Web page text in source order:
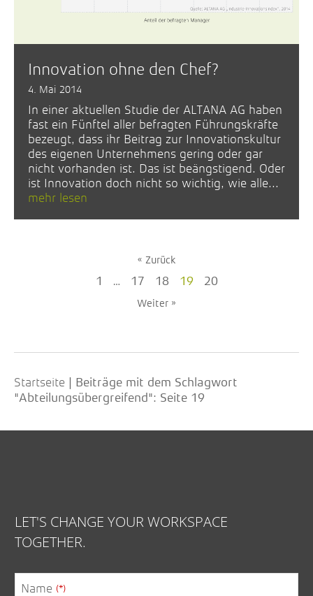
Innovation ohne den Chef?
4. Mai 2014
In einer aktuellen Studie der ALTANA AG haben
fast ein Fünftel aller befragten Führungskräfte
bezeugt, dass ihr Beitrag zur Innovationskultur
des eigenen Unternehmens gering oder gar
nicht vorhanden ist. Das ist beängstigend. Oder
ist Innovation doch nicht so wichtig, wie alle...
mehr lesen
« Zurück
1 … 17 18 19 20
Weiter »
Startseite
Beiträge mit dem Schlagwort
"Abteilungsübergreifend": Seite 19
LET'S CHANGE YOUR WORKSPACE
TOGETHER.
Name (*)